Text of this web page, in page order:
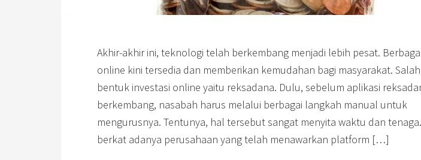
Akhir-akhir ini, teknologi telah berkembang menjadi lebih pesat.
online kini tersedia dan memberikan kemudahan bagi masyarakat.
bentuk investasi online yaitu reksadana. Dulu, sebelum aplikasi
berkembang, nasabah harus melalui berbagai langkah manual untuk
mengurusnya. Tentunya, hal tersebut sangat menyita waktu dan
berkat adanya perusahaan yang telah menawarkan platform […]